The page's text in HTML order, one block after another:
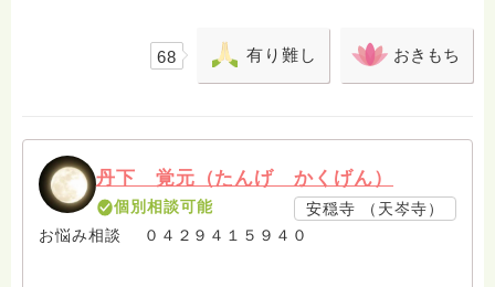
68 有り難し おきもち
丹下 覚元（たんげ かくげん）
個別相談可能
安穏寺 （天岑寺）
お悩み相談 ０４２９４１５９４０